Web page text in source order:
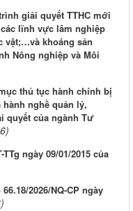
giải quyết TTHC mới
lĩnh vực lâm nghiệp
vật;…và khoáng sản
Nông nghiệp và Môi
thủ tục hành chính bị
nghề quản lý,
quyết của ngành Tư
ngày 09/01/2015 của
2026/NQ-CP ngày